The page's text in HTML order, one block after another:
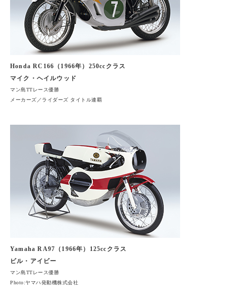
Honda RC166（1966年）250ccクラス
マイク・ヘイルウッド
マン島TTレース優勝
メーカーズ／ライダーズ タイトル連覇
Yamaha RA97（1966年）125ccクラス
ビル・アイビー
マン島TTレース優勝
Photo:ヤマハ発動機株式会社